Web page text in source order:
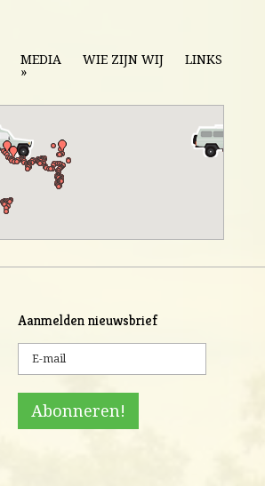
MEDIA
»
WIE ZIJN WIJ LINKS
Aanmelden nieuwsbrief